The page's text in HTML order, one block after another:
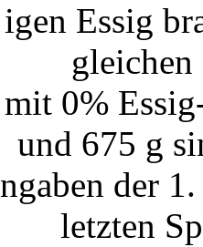
Essig
gleichen
mit 0%
und 675 g
der
letzten